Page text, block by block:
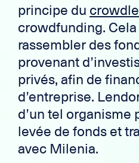
principe du
crowdfunding.
rassembler des
provenant
privés, afin de
d’entreprise.
d’un tel organisme
levée de fonds et
avec Milenia.